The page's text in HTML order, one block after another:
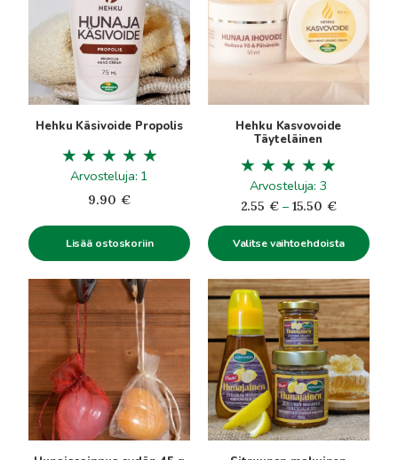
Hehku Käsivoide Propolis
Arvosteluja: 1
9.90 €
Lisää ostoskoriin
Hehku Kasvovoide
Täyteläinen
Arvosteluja: 3
2.55 € – 15.50 €
2.55€
-
Valitse vaihtoehdoista
useampi
muunnelma.
Tällä
tuotteella
on
useampi
muunnelma.
Voit
tehdä
valinnat
Tällä
tuotteella
on
useampi
muunnelma.
Voit
tehdä
valinnat